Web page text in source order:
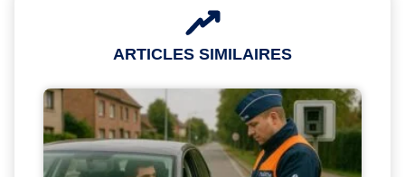
ARTICLES SIMILAIRES